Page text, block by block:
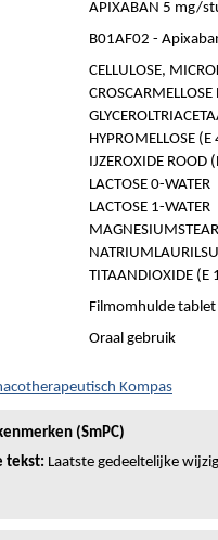
APIXABAN 5 mg/
B01AF02 -
CELLULOSE,
HYPROMELLOSE
IJZEROXIDE ROOD
LACTOSE 0-WATER
LACTOSE 1-WATER
TITAANDIOXIDE (E
Filmomhulde tablet
Oraal gebruik
Kompas
(SmPC)
tekst: Laatste gedeeltelijke